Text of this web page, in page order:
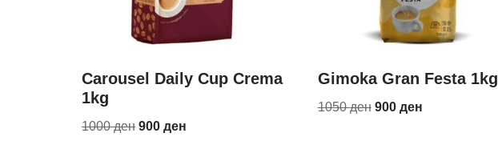
Carousel Daily Cup Crema
1kg
1000ден 900 ден
Gimoka Gran Festa 1kg
1050ден 900 ден